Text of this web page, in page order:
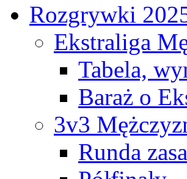
Rozgrywki
Ekstraliga
Tabela,
Baraż o
3v3
Runda